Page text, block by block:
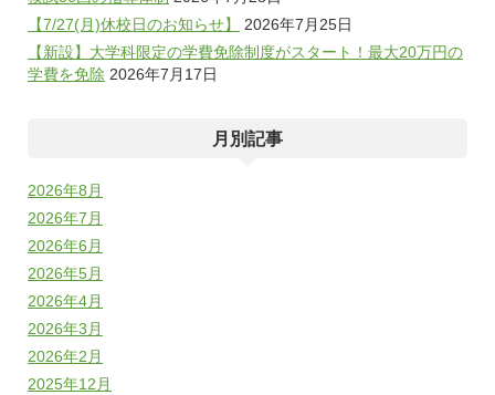
【7/27(月)休校日のお知らせ】
2026年7月25日
【新設】大学科限定の学費免除制度がスタート！最大20万円の
学費を免除 2026年7月17日
月別記事
2026年8月
2026年7月
2026年6月
2026年5月
2026年4月
2026年3月
2026年2月
2025年12月